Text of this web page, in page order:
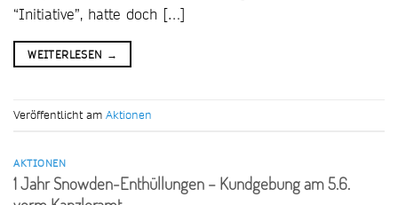
“Initiative”, hatte doch […]
WEITERLESEN →
Veröffentlicht am Aktionen
AKTIONEN
1 Jahr Snowden-Enthüllungen – Kundgebung am 5.6.